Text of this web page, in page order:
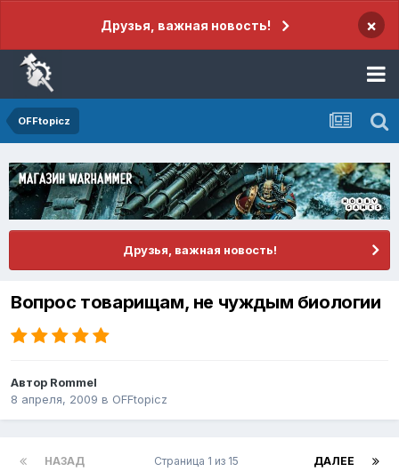
Друзья, важная новость! ×
OFFtopicz
Друзья, важная новость!
Вопрос товарищам, не чуждым биологии
Автор Rommel
8 апреля, 2009 в OFFtopicz
НАЗАД ДАЛЕЕ
Страница 1 из 15